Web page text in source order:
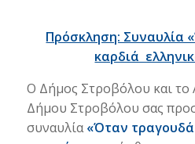
Πρόσκληση: Συναυλία
καρδιά
Ο Δήμος Στροβόλου και το
Δήμου Στροβόλου σας
συναυλία«Όταν τραγουδά